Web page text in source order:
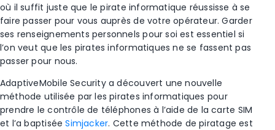
où il suffit juste que le pirate informatique réussisse à se
faire passer pour vous auprès de votre opérateur. Garder
ses renseignements personnels pour soi est essentiel si
l’on veut que les pirates informatiques ne se fassent pas
passer pour nous.
AdaptiveMobile Security a découvert une nouvelle
méthode utilisée par les pirates informatiques pour
prendre le contrôle de téléphones à l’aide de la carte SIM
et l’a baptiséeSimjacker. Cette méthode de piratage est